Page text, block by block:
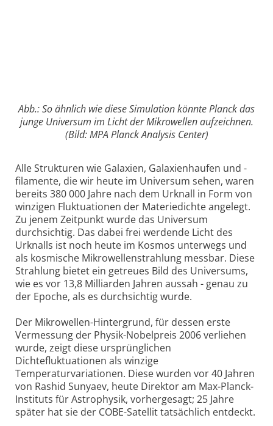
Abb.: So ähnlich wie diese Simulation könnte Planck das
junge Universum im Licht der Mikrowellen aufzeichnen.
(Bild: MPA Planck Analysis Center)
Alle Strukturen wie Galaxien, Galaxienhaufen und -
filamente, die wir heute im Universum sehen, waren
bereits 380 000 Jahre nach dem Urknall in Form von
winzigen Fluktuationen der Materiedichte angelegt.
Zu jenem Zeitpunkt wurde das Universum
durchsichtig. Das dabei frei werdende Licht des
Urknalls ist noch heute im Kosmos unterwegs und
als kosmische Mikrowellenstrahlung messbar. Diese
Strahlung bietet ein getreues Bild des Universums,
wie es vor 13,8 Milliarden Jahren aussah - genau zu
der Epoche, als es durchsichtig wurde.
Der Mikrowellen-Hintergrund, für dessen erste
Vermessung der Physik-Nobelpreis 2006 verliehen
wurde, zeigt diese ursprünglichen
Dichtefluktuationen als winzige
Temperaturvariationen. Diese wurden vor 40 Jahren
von Rashid Sunyaev, heute Direktor am Max-Planck-
Instituts für Astrophysik, vorhergesagt; 25 Jahre
später hat sie der COBE-Satellit tatsächlich entdeckt.